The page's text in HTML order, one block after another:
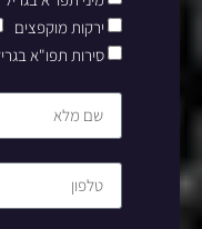
ירקות מוקפצים
סירות תפו"א